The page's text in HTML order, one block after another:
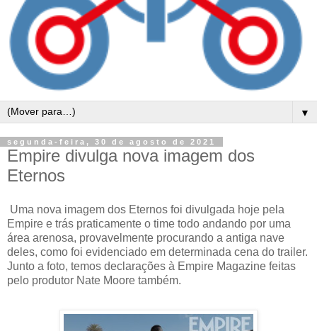
▼
segunda-feira, 30 de agosto de 2021
Empire divulga nova imagem dos
Eternos
Uma nova imagem dos Eternos foi divulgada hoje pela
Empire e trás praticamente o time todo andando por uma
área arenosa, provavelmente procurando a antiga nave
deles, como foi evidenciado em determinada cena do trailer.
Junto a foto, temos declarações à Empire Magazine feitas
pelo produtor Nate Moore também.